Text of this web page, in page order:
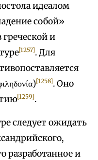
идеалом
собой»
греческой и
[1257]. Для
[1258]. Оно
[1259].
следует ожидать
разработанное и